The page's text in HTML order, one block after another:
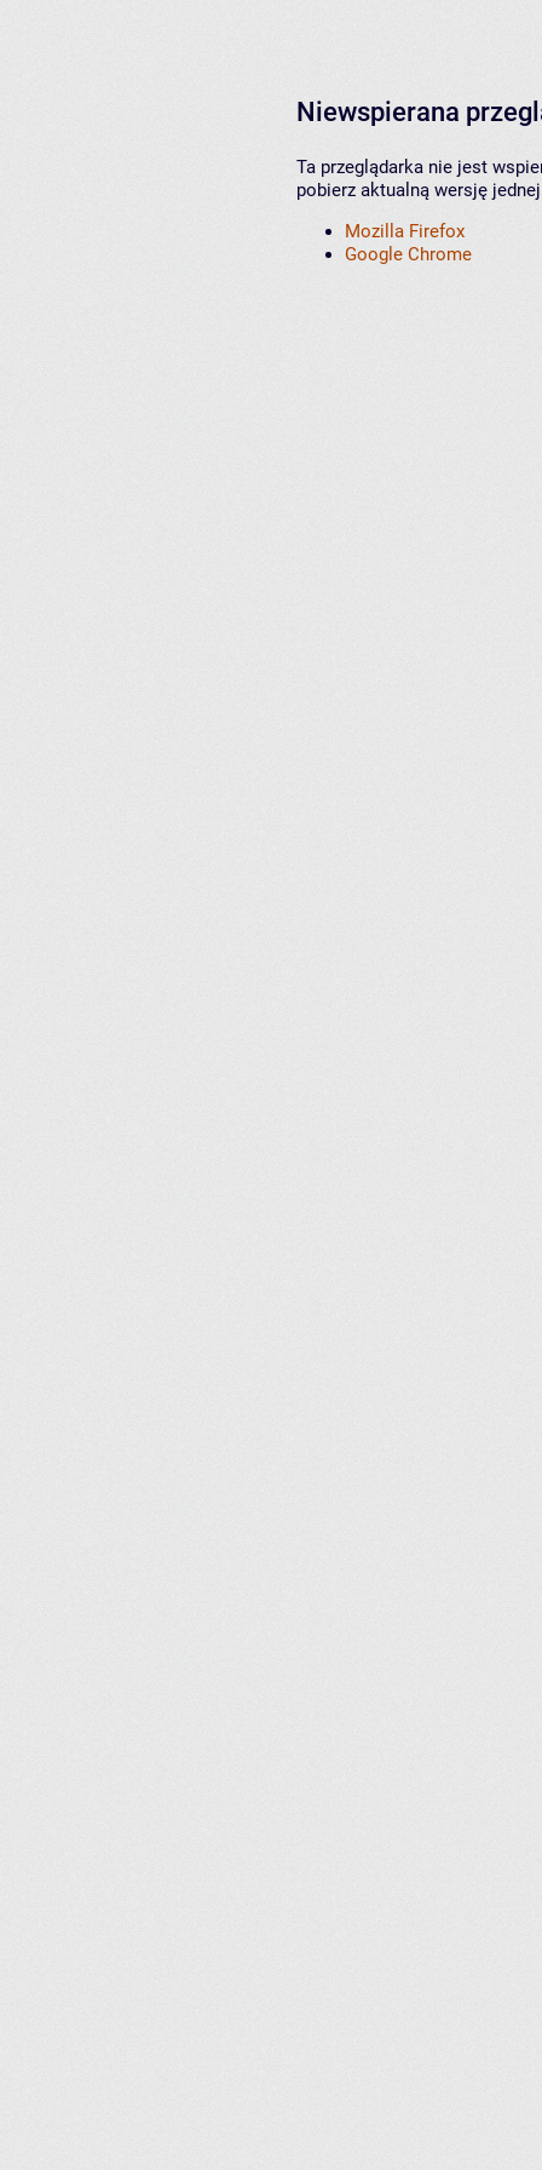
Niewspierana
Ta przeglądarka nie jest
pobierz aktualną wersję
Mozilla Firefox
Google Chrome